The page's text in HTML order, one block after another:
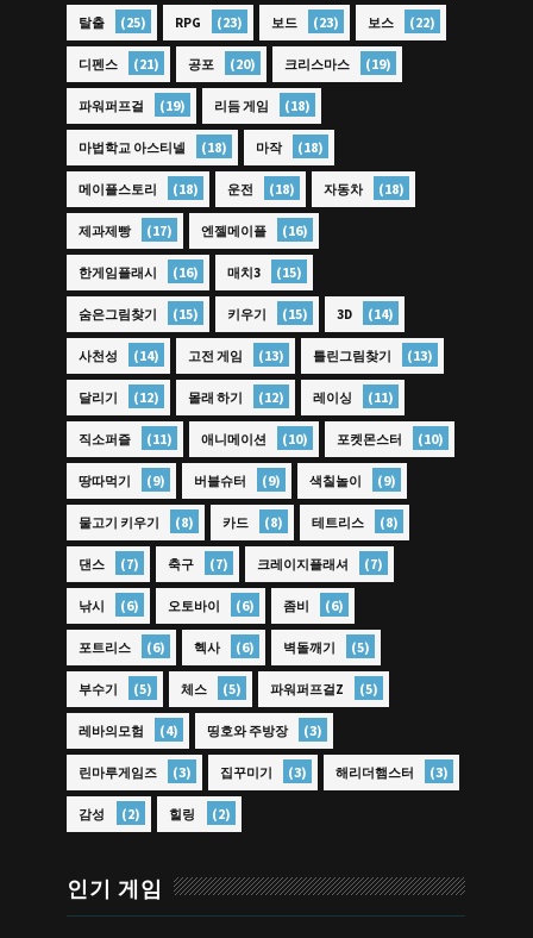
탈출 (25) RPG (23) 보드 (23) 보스 (22)
디펜스 (21) 공포 (20) 크리스마스 (19)
파워퍼프걸 (19) 리듬 게임 (18)
마법학교 아스티넬 (18) 마작 (18)
메이플스토리 (18) 운전 (18) 자동차 (18)
제과제빵 (17) 엔젤메이플 (16)
한게임플래시 (16) 매치3 (15)
숨은그림찾기 (15) 키우기 (15) 3D (14)
사천성 (14) 고전 게임 (13) 틀린그림찾기 (13)
달리기 (12) 몰래 하기 (12) 레이싱 (11)
직소퍼즐 (11) 애니메이션 (10) 포켓몬스터 (10)
땅따먹기 (9) 버블슈터 (9) 색칠놀이 (9)
물고기 키우기 (8) 카드 (8) 테트리스 (8)
댄스 (7) 축구 (7) 크레이지플래셔 (7)
낚시 (6) 오토바이 (6) 좀비 (6)
포트리스 (6) 헥사 (6) 벽돌깨기 (5)
부수기 (5) 체스 (5) 파워퍼프걸Z (5)
레바의모험 (4) 띵호와 주방장 (3)
린마루게임즈 (3) 집꾸미기 (3) 해리더햄스터 (3)
감성 (2) 힐링 (2)
인기 게임